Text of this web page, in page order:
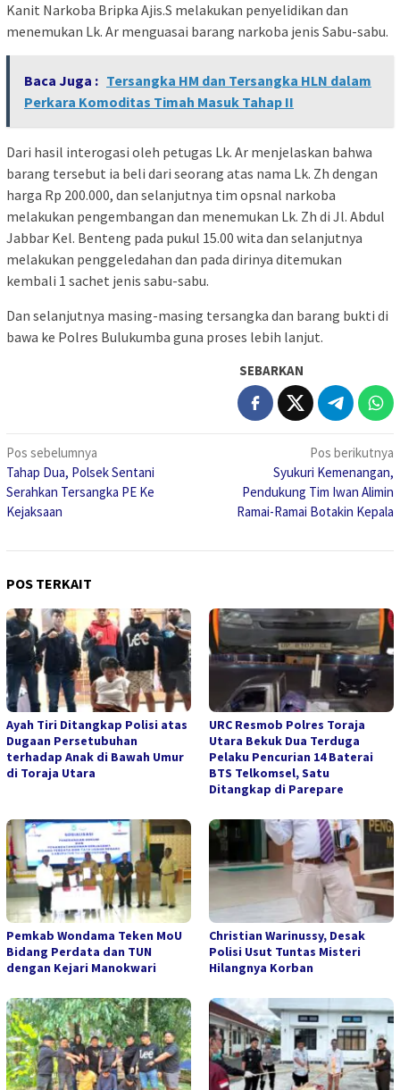
Kanit Narkoba Bripka Ajis.S melakukan penyelidikan dan
menemukan Lk. Ar menguasai barang narkoba jenis Sabu-sabu.
Baca Juga : Tersangka HM dan Tersangka HLN dalam
Perkara Komoditas Timah Masuk Tahap II
Dari hasil interogasi oleh petugas Lk. Ar menjelaskan bahwa
barang tersebut ia beli dari seorang atas nama Lk. Zh dengan
harga Rp 200.000, dan selanjutnya tim opsnal narkoba
melakukan pengembangan dan menemukan Lk. Zh di Jl. Abdul
Jabbar Kel. Benteng pada pukul 15.00 wita dan selanjutnya
melakukan penggeledahan dan pada dirinya ditemukan
kembali 1 sachet jenis sabu-sabu.
Dan selanjutnya masing-masing tersangka dan barang bukti di
bawa ke Polres Bulukumba guna proses lebih lanjut.
SEBARKAN
Navigasi
pos
Pos sebelumnya
Tahap Dua, Polsek Sentani
Serahkan Tersangka PE Ke
Kejaksaan
Pos berikutnya
Syukuri Kemenangan,
Pendukung Tim Iwan Alimin
Ramai-Ramai Botakin Kepala
POS TERKAIT
Ayah Tiri Ditangkap Polisi atas
Dugaan Persetubuhan
terhadap Anak di Bawah Umur
di Toraja Utara
URC Resmob Polres Toraja
Utara Bekuk Dua Terduga
Pelaku Pencurian 14 Baterai
BTS Telkomsel, Satu
Ditangkap di Parepare
Pemkab Wondama Teken MoU
Bidang Perdata dan TUN
dengan Kejari Manokwari
Christian Warinussy, Desak
Polisi Usut Tuntas Misteri
Hilangnya Korban